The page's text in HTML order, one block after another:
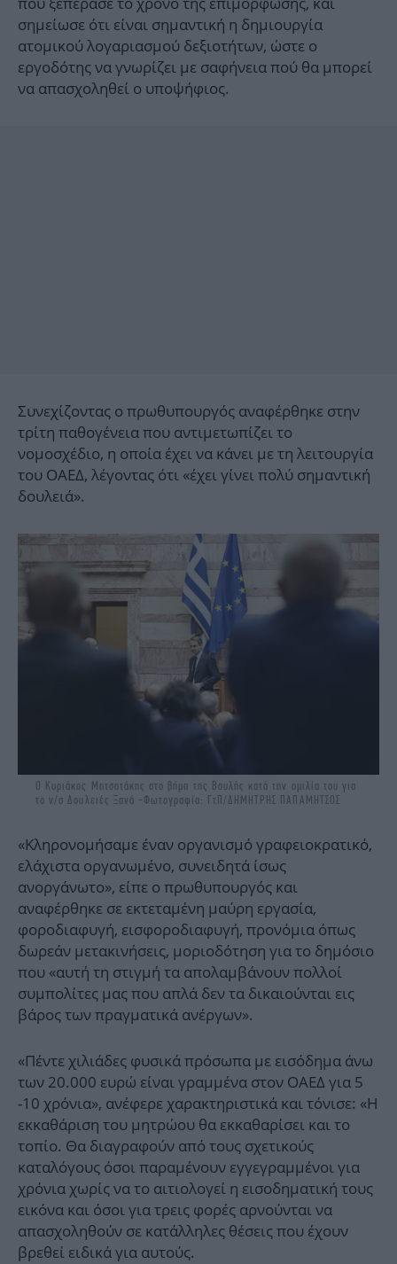
σημείωσε ότι είναι σημαντική η δημιουργία
ατομικού λογαριασμού δεξιοτήτων, ώστε ο
εργοδότης να γνωρίζει με σαφήνεια πού θα μπορεί
να απασχοληθεί ο υποψήφιος.
Συνεχίζοντας ο πρωθυπουργός αναφέρθηκε στην
τρίτη παθογένεια που αντιμετωπίζει το
νομοσχέδιο, η οποία έχει να κάνει με τη λειτουργία
του ΟΑΕΔ, λέγοντας ότι «έχει γίνει πολύ σημαντική
δουλειά».
Ο Κυριάκος Μητσοτάκης στο βήμα της Βουλής κατά την ομιλία του για
το ν/σ Δουλειές Ξανά -Φωτογραφία: ΓτΠ/ΔΗΜΗΤΡΗΣ ΠΑΠΑΜΗΤΣΟΣ
«Κληρονομήσαμε έναν οργανισμό γραφειοκρατικό,
ελάχιστα οργανωμένο, συνειδητά ίσως
ανοργάνωτο», είπε ο πρωθυπουργός και
αναφέρθηκε σε εκτεταμένη μαύρη εργασία,
φοροδιαφυγή, εισφοροδιαφυγή, προνόμια όπως
δωρεάν μετακινήσεις, μοριοδότηση για το δημόσιο
που «αυτή τη στιγμή τα απολαμβάνουν πολλοί
συμπολίτες μας που απλά δεν τα δικαιούνται εις
βάρος των πραγματικά ανέργων».
«Πέντε χιλιάδες φυσικά πρόσωπα με εισόδημα άνω
των 20.000 ευρώ είναι γραμμένα στον ΟΑΕΔ για 5
-10 χρόνια», ανέφερε χαρακτηριστικά και τόνισε: «Η
εκκαθάριση του μητρώου θα εκκαθαρίσει και το
τοπίο. Θα διαγραφούν από τους σχετικούς
καταλόγους όσοι παραμένουν εγγεγραμμένοι για
χρόνια χωρίς να το αιτιολογεί η εισοδηματική τους
εικόνα και όσοι για τρεις φορές αρνούνται να
απασχοληθούν σε κατάλληλες θέσεις που έχουν
βρεθεί ειδικά για αυτούς.